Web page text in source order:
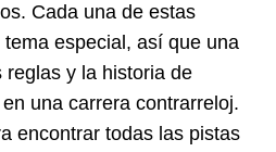
Cada una de estas
especial, así que una
y la historia de
una carrera contrarreloj.
encontrar todas las pistas